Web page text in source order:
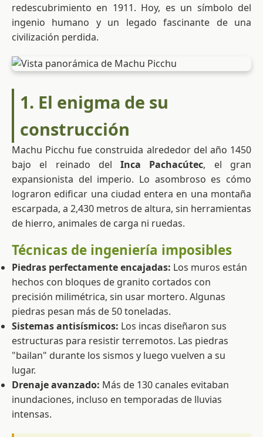
redescubrimiento en 1911. Hoy, es un símbolo del
ingenio humano y un legado fascinante de una
civilización perdida.
1. El enigma de su
construcción
Machu Picchu fue construida alrededor del año 1450
bajo el reinado delInca Pachacútec, el gran
expansionista del imperio. Lo asombroso es cómo
lograron edificar una ciudad entera en una montaña
escarpada, a 2,430 metros de altura, sin herramientas
de hierro, animales de carga ni ruedas.
Técnicas de ingeniería imposibles
Piedras perfectamente encajadas: Los muros están
hechos con bloques de granito cortados con
precisión milimétrica, sin usar mortero. Algunas
piedras pesan más de 50 toneladas.
Sistemas antisísmicos: Los incas diseñaron sus
estructuras para resistir terremotos. Las piedras
"bailan" durante los sismos y luego vuelven a su
lugar.
Drenaje avanzado: Más de 130 canales evitaban
inundaciones, incluso en temporadas de lluvias
intensas.